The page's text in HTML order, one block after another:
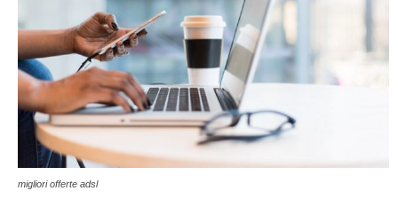
migliori offerte adsl